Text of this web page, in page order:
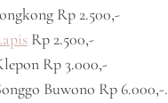
Rp 2.500,-
Rp 2.500,-
Rp 3.000,-
Buwono Rp 6.000,-.